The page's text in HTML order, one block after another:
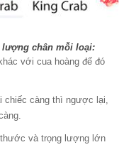
lượng chân mỗi loại:
với cua hoàng đế đó
chiếc càng thì ngược lại,
và trọng lượng lớn